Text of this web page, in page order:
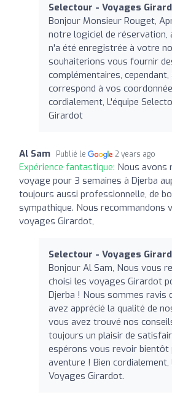
Selectour - Voyages
Bonjour Monsieur Rouget,
notre logiciel de réservation,
n'a été enregistrée à votre
souhaiterions vous fournir
complémentaires, cependant,
correspond à vos
cordialement, L'équipe
Girardot
Al Sam Publié le 2 years ago
Expérience fantastique: Nous avons
voyage pour 3 semaines à Djerba
toujours aussi professionnelle, de
sympathique. Nous recommandons
voyages Girardot,
Selectour - Voyages
Bonjour Al Sam, Nous vous
choisi les voyages Girardot
Djerba ! Nous sommes ravis
avez apprécié la qualité de
vous avez trouvé nos
toujours un plaisir de
espérons vous revoir bientôt
aventure ! Bien cordialement,
Voyages Girardot.